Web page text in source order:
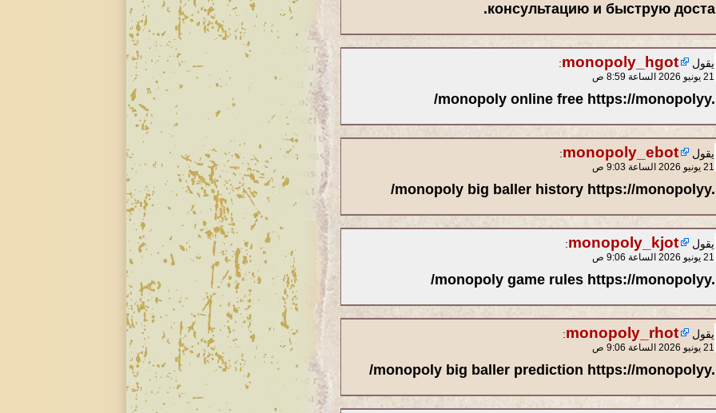
консультацию и быструю
يقول monopoly_hgot
:
21 يونيو 2026 الساعة 8:59 ص
monopoly online free https://
يقول monopoly_ebot
:
21 يونيو 2026 الساعة 9:03 ص
monopoly big baller history https://
يقول monopoly_kjot
:
21 يونيو 2026 الساعة 9:06 ص
monopoly game rules https://
يقول monopoly_rhot
:
21 يونيو 2026 الساعة 9:06 ص
monopoly big baller prediction https://